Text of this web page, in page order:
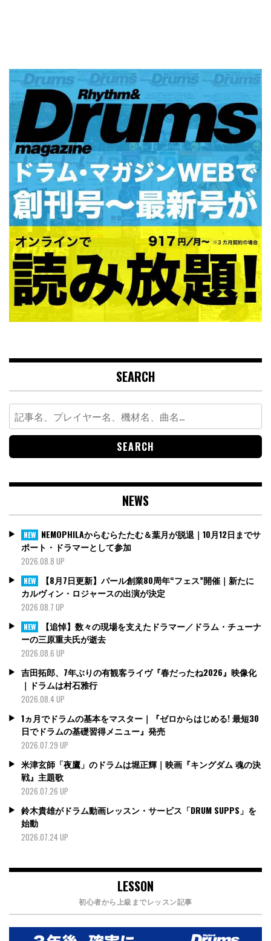
SEARCH
Search
for:
NEWS
NEW NEMOPHILAからむらたたむ＆葉月が脱退｜10月12日までサ
ポート・ドラマーとして参加
2026.08.8 UP
NEW
【8月7日更新】パール創業80周年“フェス”開催｜新たに
カルヴィン・ロジャースの出演が決定
2026.08.7 UP
NEW
【追悼】数々の現場を支えたドラマー／ドラム・チューナ
ーの三原重夫氏が逝去
2026.08.6 UP
吉田拓郎、7年ぶりの有観客ライヴ『春だったね2026』映像化
｜ドラムは村石雅行
2026.08.4 UP
1ヵ月でドラムの基本をマスター｜『ゼロからはじめる! 最短30
日でドラムの基礎習得メニュー』発売
2026.07.29 UP
米津玄師「夜鷹」のドラムは堀正輝｜映画『キングダム 魂の決
戦』主題歌
2026.07.26 UP
鈴木貴雄がドラム動画レッスン・サービス「DRUM SUPPS」を
始動
2026.07.24 UP
LESSON
初心者から上級までレッスン記事